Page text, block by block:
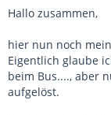
Hallo zusammen,
hier nun noch
Eigentlich glaube
beim Bus...., aber
aufgelöst.